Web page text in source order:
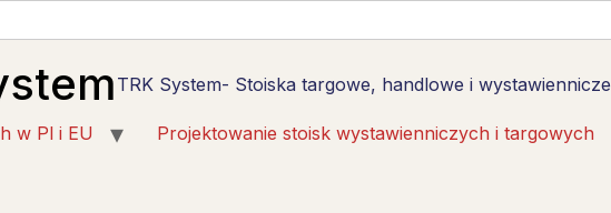
TRK System- Stoiska targowe, handlowe i wystawiennicze
w Pl i EU Projektowanie stoisk wystawienniczych i targowych